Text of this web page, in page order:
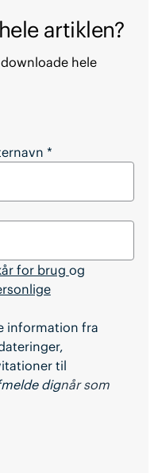
artiklen?
hele
*
for brug og
information fra
til
dignår som